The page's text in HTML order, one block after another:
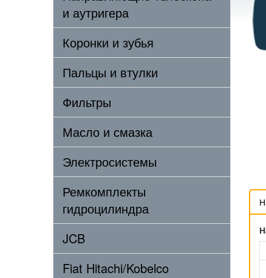
и аутригера
Коронки и зубья
Пальцы и втулки
Фильтры
Масло и смазка
Электросистемы
Ремкомплекты
гидроцилиндра
JCB
Fiat Hitachi/Kobelco